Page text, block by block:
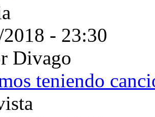
- 23:30
Divago
teniendo